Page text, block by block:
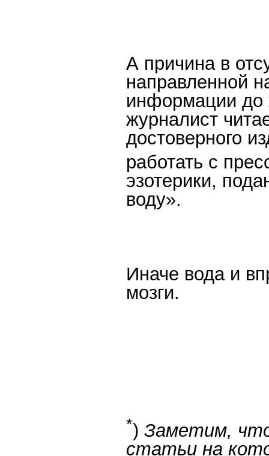
А причина в
направленной
информации до
журналист
достоверного
работать с
эзотерики,
воду».
Иначе вода и
мозги.
*) Заметим,
статьи на